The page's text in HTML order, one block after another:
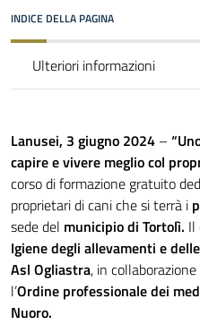
INDICE DELLA PAGINA
Ulteriori informazioni
Lanusei, 3 giugno 2024 –
capire e vivere meglio col
corso di formazione gratuito
proprietari di cani che si terrà i
sede del municipio di Tortolì. Il
Igiene degli allevamenti e
Asl Ogliastra, in
l’Ordine professionale dei
Nuoro.